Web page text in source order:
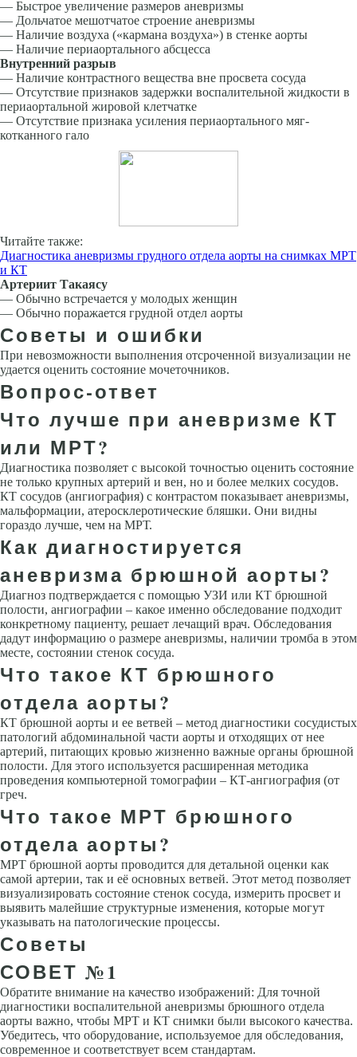
— Быстрое увеличение размеров аневризмы
— Дольчатое мешотчатое строение аневризмы
— Наличие воздуха («кармана воздуха») в стенке аорты
— Наличие периаортального абсцесса
Внутренний разрыв
— Наличие контрастного вещества вне просвета сосуда
— Отсутствие признаков задержки воспалительной жидкости в
периаортальной жировой клетчатке
— Отсутствие признака усиления периаортального мяг­
котканного гало
Читайте также:
Диагностика аневризмы грудного отдела аорты на снимках МРТ
и КТ
Артериит Такаясу
— Обычно встречается у молодых женщин
— Обычно поражается грудной отдел аорты
Советы и ошибки
При невозможности выполнения отсроченной визуализации не
удается оце­нить состояние мочеточников.
Вопрос-ответ
Что лучше при аневризме КТ
или МРТ?
Диагностика позволяет с высокой точностью оценить состояние
не только крупных артерий и вен, но и более мелких сосудов.
КТ сосудов (ангиография) с контрастом показывает аневризмы,
мальформации, атеросклеротические бляшки. Они видны
гораздо лучше, чем на МРТ.
Как диагностируется
аневризма брюшной аорты?
Диагноз подтверждается с помощью УЗИ или КТ брюшной
полости, ангиографии – какое именно обследование подходит
конкретному пациенту, решает лечащий врач. Обследования
дадут информацию о размере аневризмы, наличии тромба в этом
месте, состоянии стенок сосуда.
Что такое КТ брюшного
отдела аорты?
КТ брюшной аорты и ее ветвей – метод диагностики сосудистых
патологий абдоминальной части аорты и отходящих от нее
артерий, питающих кровью жизненно важные органы брюшной
полости. Для этого используется расширенная методика
проведения компьютерной томографии – КТ-ангиография (от
греч.
Что такое МРТ брюшного
отдела аорты?
МРТ брюшной аорты проводится для детальной оценки как
самой артерии, так и её основных ветвей. Этот метод позволяет
визуализировать состояние стенок сосуда, измерить просвет и
выявить малейшие структурные изменения, которые могут
указывать на патологические процессы.
Советы
СОВЕТ №1
Обратите внимание на качество изображений: Для точной
диагностики воспалительной аневризмы брюшного отдела
аорты важно, чтобы МРТ и КТ снимки были высокого качества.
Убедитесь, что оборудование, используемое для обследования,
современное и соответствует всем стандартам.